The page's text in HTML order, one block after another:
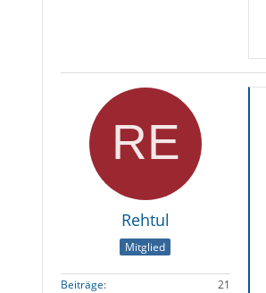
Rehtul
Mitglied
Beiträge
21